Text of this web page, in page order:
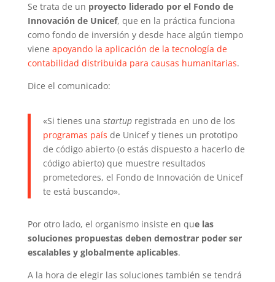
Se trata de un proyecto liderado por el Fondo de
Innovación de Unicef, que en la práctica funciona
como fondo de inversión y desde hace algún tiempo
viene apoyando la aplicación de la tecnología de
contabilidad distribuida para causas humanitarias.
Dice el comunicado:
«Si tienes una startupregistrada en uno de los
programas país de Unicef y tienes un prototipo
de código abierto (o estás dispuesto a hacerlo de
código abierto) que muestre resultados
prometedores, el Fondo de Innovación de Unicef
te está buscando».
Por otro lado, el organismo insiste en que las
soluciones propuestas deben demostrar poder ser
escalables y globalmente aplicables.
A la hora de elegir las soluciones también se tendrá